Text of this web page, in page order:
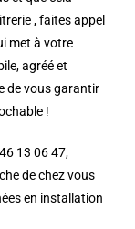
, faites appel
met à votre
agréé et
de vous garantir
!
13 06 47,
de chez vous
en installation